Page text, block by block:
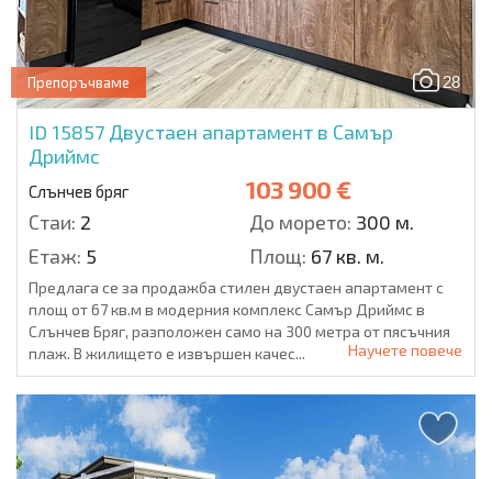
28
Препоръчваме
ID 15857 Двустаен апартамент в Самър
Дриймс
Слънчев бряг 103 900 €
Стаи: 2 До морето: 300 м.
Етаж: 5 Площ: 67 кв. м.
Предлага се за продажба стилен двустаен апартамент с
площ от 67 кв.м в модерния комплекс Самър Дриймс в
Слънчев Бряг, разположен само на 300 метра от пясъчния
плаж. В жилището е извършен качес...
Научете повече